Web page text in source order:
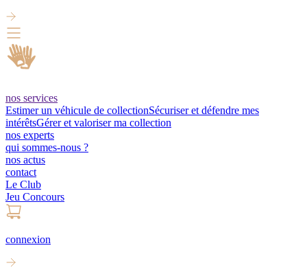
nos services
Estimer un véhicule de collectionSécuriser et défendre mes
intérêtsGérer et valoriser ma collection
nos experts
qui sommes-nous ?
nos actus
contact
Le Club
Jeu Concours
connexion